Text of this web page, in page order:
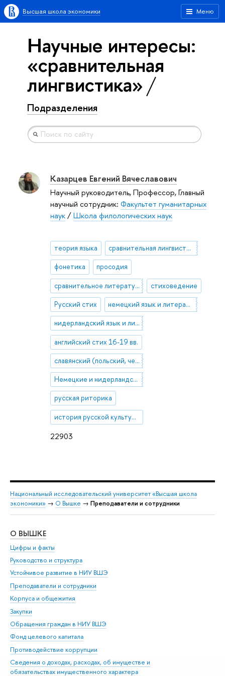
Меню
Высшая школа экономики
Научные интересы:
«сравнительная
лингвистика»
Подразделения
22903
Казарцев Евгений Вячеславович
Научный руководитель, Профессор, Главный
научный сотрудник: Факультет гуманитарных
наук/Школа филологических наук
теория языка сравнительная лингвистика
фонетика просодия
сравнительное литературоведение стиховедение
Русский стих немецкий язык и литература
нидерландский язык и литература
английский стих 16-19 вв.
славянский (польский, чешский, украинский, сербский, болгарский) стих
Немецкие и нидерландские диалекты
русская риторика
история русской культуры
Национальный исследовательский университет «Высшая школа
экономики» → О Вышке → Преподаватели и сотрудники
О ВЫШКЕ
Цифры и факты
Руководство и структура
Устойчивое развитие в НИУ ВШЭ
Преподаватели и сотрудники
Корпуса и общежития
Закупки
Обращения граждан в НИУ ВШЭ
Фонд целевого капитала
Противодействие коррупции
Сведения о доходах, расходах, об имуществе и
обязательствах имущественного характера